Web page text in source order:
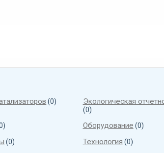
(0) Экологическая
(0)
Оборудование (0)
(0) Технология (0)